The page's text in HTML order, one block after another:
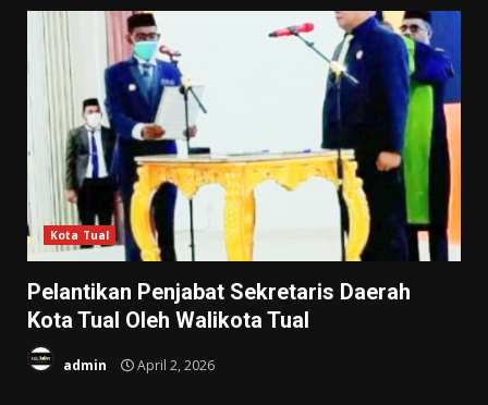
Kota Tual
Pelantikan Penjabat Sekretaris Daerah
Kota Tual Oleh Walikota Tual
admin April 2, 2026